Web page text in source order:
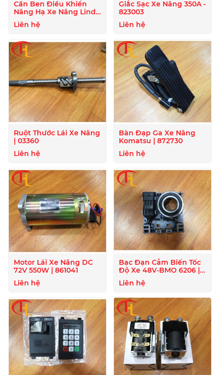
Cần Ben Điều Khiển
Nâng Hạ Xe Nâng Linde
- 807722
Liên hệ
Giắc Sạc Xe Nâng 350A -
823003
Liên hệ
Ruột Thước Lái Xe Nâng
| 03360
Liên hệ
Bàn Đạp Ga Xe Nâng
Komatsu | 872730
Liên hệ
Motor Lái Xe Nâng DC
72V 550W | 861041
Liên hệ
Bạc Đạn Cảm Biến Tốc
Độ Xe 48V-BMO 6206 |
872129
Liên hệ